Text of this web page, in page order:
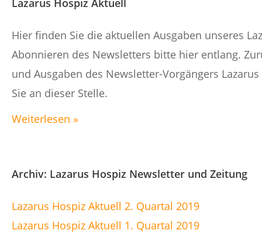
Lazarus Hospiz Aktuell
Hier finden Sie die aktuellen Ausgaben unseres
Abonnieren des Newsletters bitte hier entlang.
und Ausgaben des Newsletter-Vorgängers
Sie an dieser Stelle.
Weiterlesen »
Archiv: Lazarus Hospiz Newsletter und Zeitung
Lazarus Hospiz Aktuell 2. Quartal 2019
Lazarus Hospiz Aktuell 1. Quartal 2019